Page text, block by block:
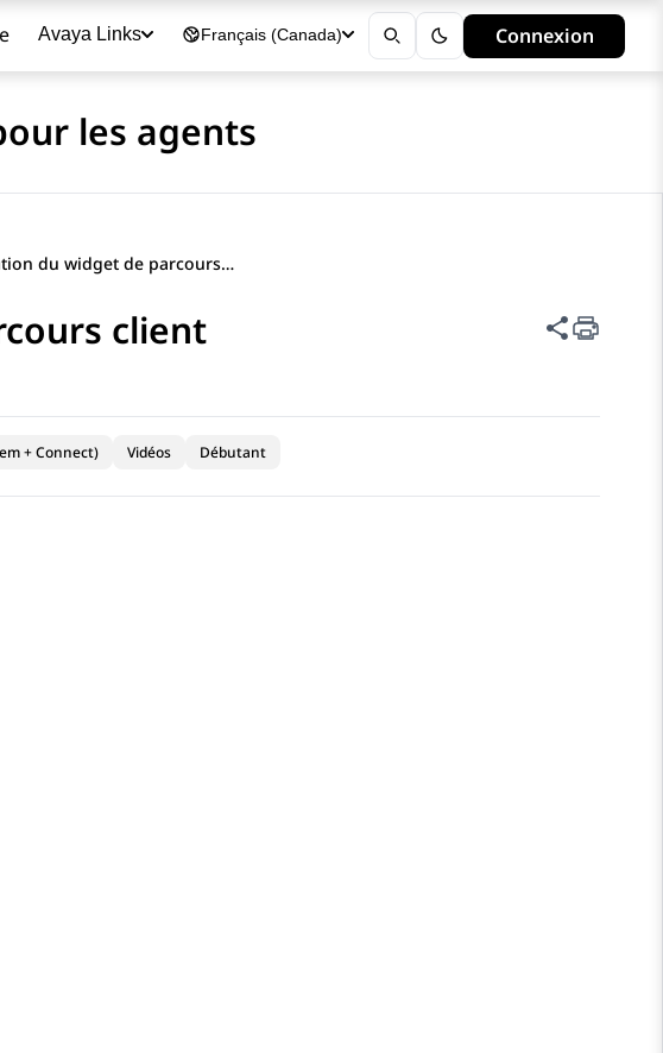
Avaya Links Français (Canada) Connexion
les agents
Utilisation du widget de parcours client
client Partager
+ Connect) Vidéos Débutant